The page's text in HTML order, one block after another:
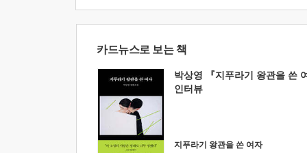
카드뉴스로 보는 책
박상영 『지푸라기 왕관을 쓴
인터뷰
지푸라기 왕관을 쓴 여자